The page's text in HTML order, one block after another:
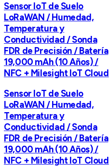
Sensor IoT de Suelo
LoRaWAN / Humedad,
Temperatura y
Conductividad / Sonda
FDR de Precisión / Batería
19,000 mAh (10 Años) /
NFC + Milesight IoT Cloud
Sensor IoT de Suelo
LoRaWAN / Humedad,
Temperatura y
Conductividad / Sonda
FDR de Precisión / Batería
19,000 mAh (10 Años) /
NFC + Milesight IoT Cloud